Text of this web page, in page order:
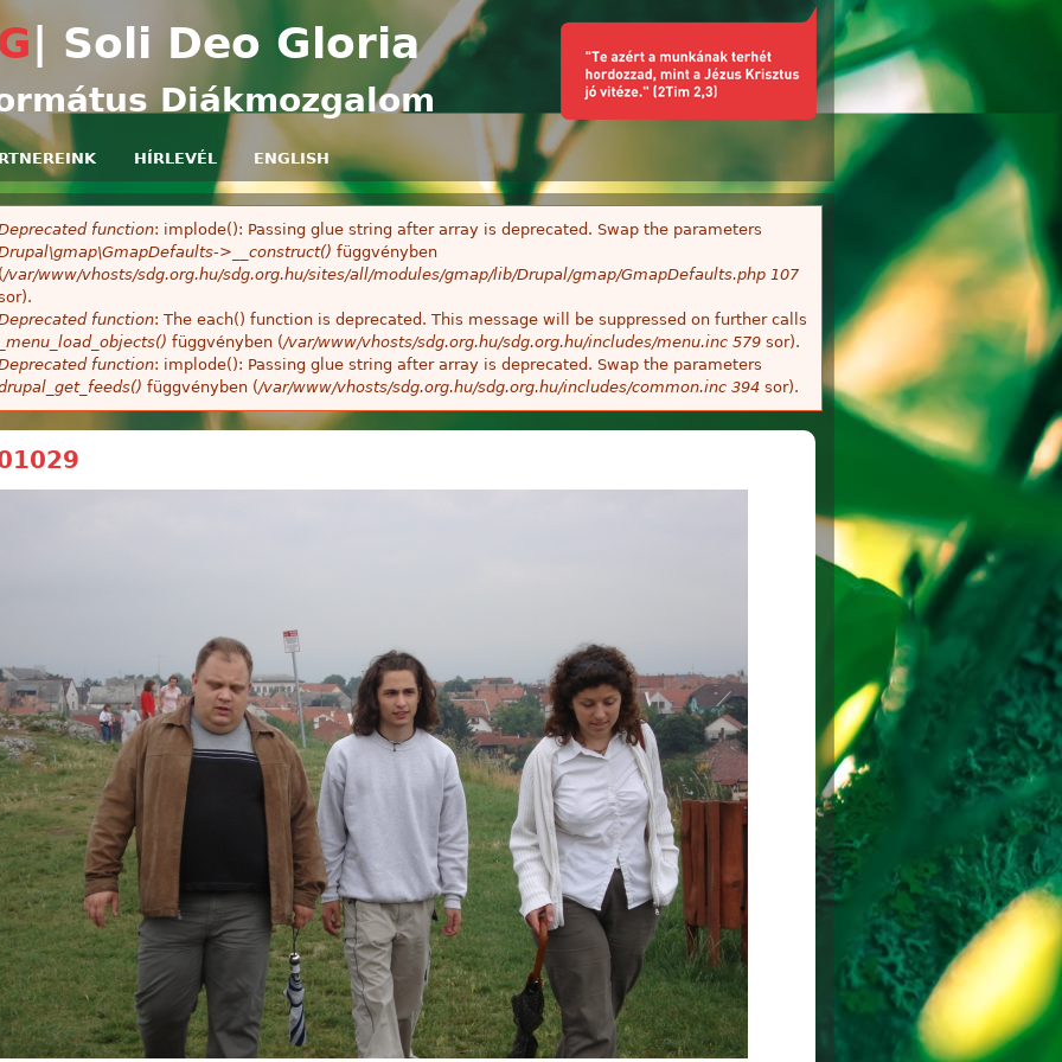
| Soli Deo Gloria
Diákmozgalom
HÍRLEVÉL ENGLISH
function: implode(): Passing glue string after array is deprecated. Swap the parameters
>__construct() függvényben
(/var/www/vhosts/sdg.org.hu/sdg.org.hu/sites/all/modules/gmap/lib/Drupal/gmap/GmapDefaults.php 107
function: The each() function is deprecated. This message will be suppressed on further calls
_menu_load_objects() függvényben (/var/www/vhosts/sdg.org.hu/sdg.org.hu/includes/menu.inc 579 sor).
function: implode(): Passing glue string after array is deprecated. Swap the parameters
függvényben (/var/www/vhosts/sdg.org.hu/sdg.org.hu/includes/common.inc 394 sor).